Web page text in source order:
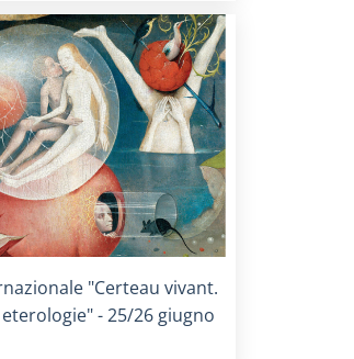
"Certeau vivant.
- 25/26 giugno